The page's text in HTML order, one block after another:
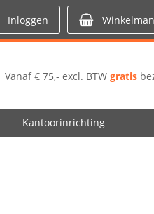
Inloggen
Vanaf € 75,- excl. BTW gratis
Kantoorinrichting